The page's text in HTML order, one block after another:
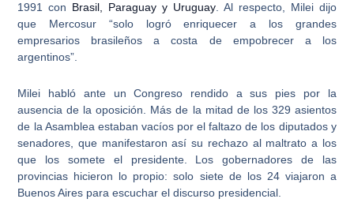
1991 con Brasil, Paraguay y Uruguay. Al respecto, Milei dijo
que Mercosur “solo logró enriquecer a los grandes
empresarios brasileños a costa de empobrecer a los
argentinos”.
Milei habló ante un Congreso rendido a sus pies por la
ausencia de la oposición. Más de la mitad de los 329 asientos
de la Asamblea estaban vacíos por elfaltazo de los diputados y
senadores , que manifestaron así su rechazo al maltrato a los
que los somete el presidente. Los gobernadores de las
provincias hicieron lo propio: solo siete de los 24 viajaron a
Buenos Aires para escuchar el discurso presidencial.